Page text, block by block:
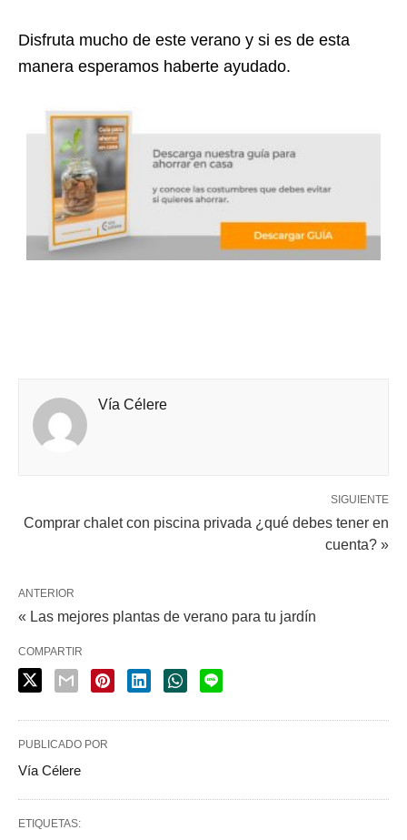
Disfruta mucho de este verano y si es de esta
manera esperamos haberte ayudado.
Vía Célere
SIGUIENTE
Comprar chalet con piscina privada ¿qué debes tener en
cuenta? »
ANTERIOR
« Las mejores plantas de verano para tu jardín
COMPARTIR
PUBLICADO POR
Vía Célere
ETIQUETAS: